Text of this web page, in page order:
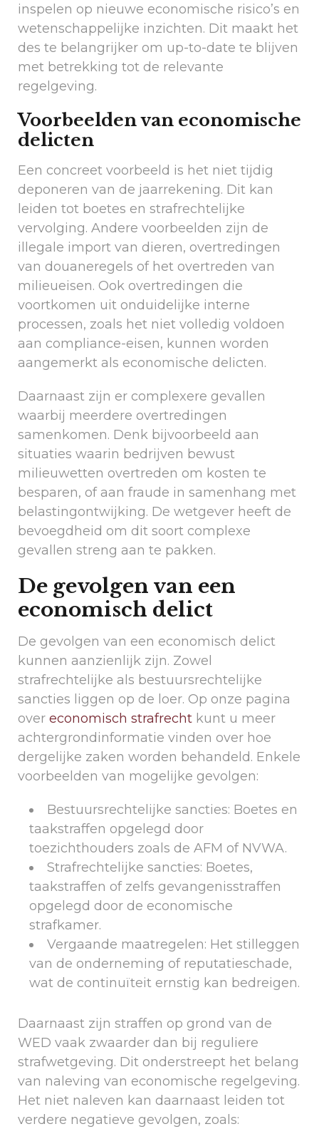
inspelen op nieuwe economische risico’s en
wetenschappelijke inzichten. Dit maakt het
des te belangrijker om up-to-date te blijven
met betrekking tot de relevante
regelgeving.
Voorbeelden van economische
delicten
Een concreet voorbeeld is het niet tijdig
deponeren van de jaarrekening. Dit kan
leiden tot boetes en strafrechtelijke
vervolging. Andere voorbeelden zijn de
illegale import van dieren, overtredingen
van douaneregels of het overtreden van
milieueisen. Ook overtredingen die
voortkomen uit onduidelijke interne
processen, zoals het niet volledig voldoen
aan compliance-eisen, kunnen worden
aangemerkt als economische delicten.
Daarnaast zijn er complexere gevallen
waarbij meerdere overtredingen
samenkomen. Denk bijvoorbeeld aan
situaties waarin bedrijven bewust
milieuwetten overtreden om kosten te
besparen, of aan fraude in samenhang met
belastingontwijking. De wetgever heeft de
bevoegdheid om dit soort complexe
gevallen streng aan te pakken.
De gevolgen van een
economisch delict
De gevolgen van een economisch delict
kunnen aanzienlijk zijn. Zowel
strafrechtelijke als bestuursrechtelijke
sancties liggen op de loer. Op onze pagina
over economisch strafrecht kunt u meer
achtergrondinformatie vinden over hoe
dergelijke zaken worden behandeld. Enkele
voorbeelden van mogelijke gevolgen:
Bestuursrechtelijke sancties: Boetes en
taakstraffen opgelegd door
toezichthouders zoals de AFM of NVWA.
Strafrechtelijke sancties: Boetes,
taakstraffen of zelfs gevangenisstraffen
opgelegd door de economische
strafkamer.
Vergaande maatregelen: Het stilleggen
van de onderneming of reputatieschade,
wat de continuïteit ernstig kan bedreigen.
Daarnaast zijn straffen op grond van de
WED vaak zwaarder dan bij reguliere
strafwetgeving. Dit onderstreept het belang
van naleving van economische regelgeving.
Het niet naleven kan daarnaast leiden tot
verdere negatieve gevolgen, zoals: